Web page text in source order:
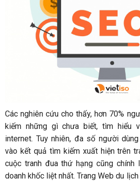
Các nghiên cứu cho thấy, hơn 70%
kiếm những gì chưa biết, tìm hiểu
internet. Tuy nhiên, đa số người
vào kết quả tìm kiếm xuất hiện trên
cuộc tranh đua thứ hạng cũng chính
doanh khốc liệt nhất. Trang Web du